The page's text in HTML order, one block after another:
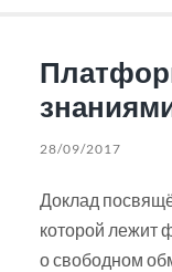
28/09/2017
Доклад
которой лежит
о свободном